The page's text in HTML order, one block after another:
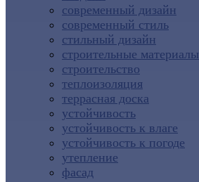
современный дизайн
современный стиль
стильный дизайн
строительные материалы
строительство
теплоизоляция
террасная доска
устойчивость
устойчивость к влаге
устойчивость к погоде
утепление
фасад